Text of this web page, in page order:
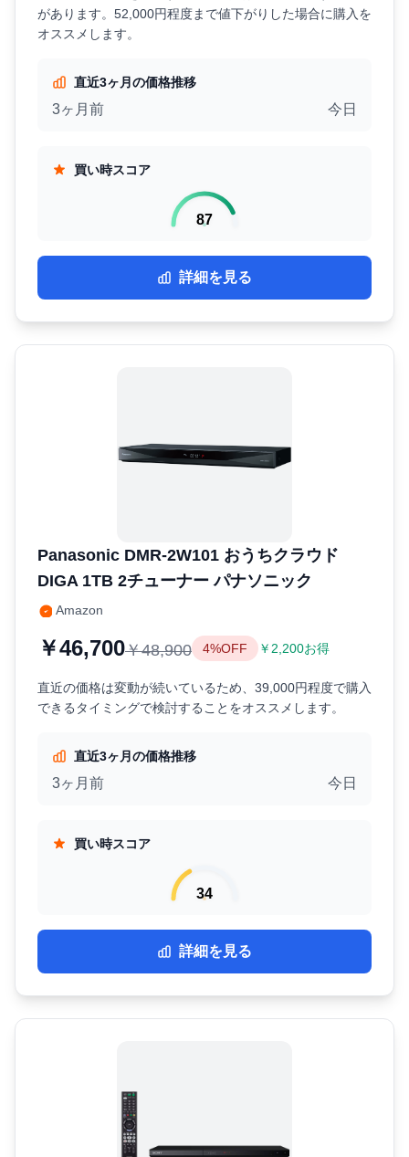
があります。52,000円程度まで値下がりした場合に購入を
オススメします。
直近3ヶ月の価格推移
3ヶ月前 今日
買い時スコア
87
詳細を見る
Panasonic DMR-2W101 おうちクラウド
DIGA 1TB 2チューナー パナソニック
Amazon
￥46,700￥48,900 4%OFF ￥2,200お得
直近の価格は変動が続いているため、39,000円程度で購入
できるタイミングで検討することをオススメします。
直近3ヶ月の価格推移
3ヶ月前 今日
買い時スコア
34
詳細を見る